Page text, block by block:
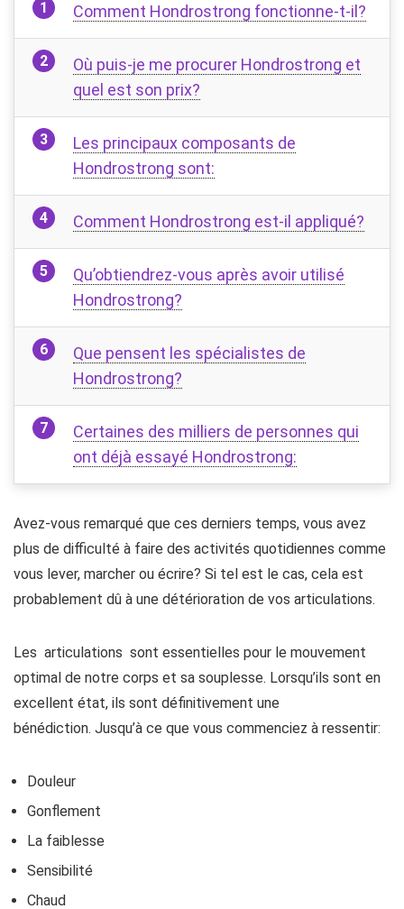
Comment Hondrostrong fonctionne-t-il?
Où puis-je me procurer Hondrostrong et
quel est son prix?
Les principaux composants de
Hondrostrong sont:
Comment Hondrostrong est-il appliqué?
Qu’obtiendrez-vous après avoir utilisé
Hondrostrong?
Que pensent les spécialistes de
Hondrostrong?
Certaines des milliers de personnes qui
ont déjà essayé Hondrostrong:
Avez-vous remarqué que ces derniers temps, vous avez
plus de difficulté à faire des activités quotidiennes comme
vous lever, marcher ou écrire? Si tel est le cas, cela est
probablement dû à une détérioration de vos articulations.
Les articulations sont essentielles pour le mouvement
optimal de notre corps et sa souplesse. Lorsqu’ils sont en
excellent état, ils sont définitivement une
bénédiction. Jusqu’à ce que vous commenciez à ressentir:
Douleur
Gonflement
La faiblesse
Sensibilité
Chaud